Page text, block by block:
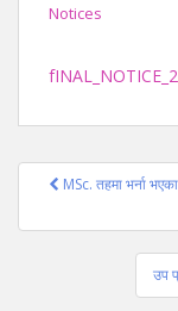
Notices
PostMSc. तहमा भर्ना
उप